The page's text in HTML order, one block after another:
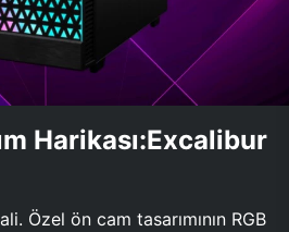
Harikası:Excalibur
Özel ön cam tasarımının RGB